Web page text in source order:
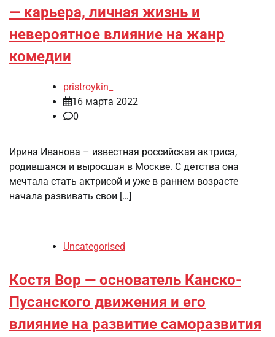
— карьера, личная жизнь и
невероятное влияние на жанр
комедии
pristroykin_
16 марта 2022
0
Ирина Иванова – известная российская актриса,
родившаяся и выросшая в Москве. С детства она
мечтала стать актрисой и уже в раннем возрасте
начала развивать свои […]
Uncategorised
Костя Вор — основатель Канско-
Пусанского движения и его
влияние на развитие саморазвития